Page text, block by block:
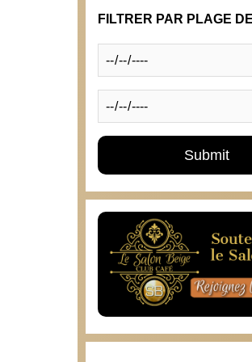
FILTRER PAR PLAGE